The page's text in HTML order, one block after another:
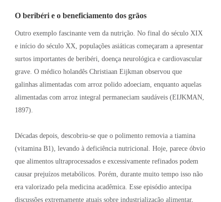
O beribéri e o beneficiamento dos grãos
Outro exemplo fascinante vem da nutrição. No final do século XIX
e início do século XX, populações asiáticas começaram a apresentar
surtos importantes de beribéri, doença neurológica e cardiovascular
grave. O médico holandês Christiaan Eijkman observou que
galinhas alimentadas com arroz polido adoeciam, enquanto aquelas
alimentadas com arroz integral permaneciam saudáveis (EIJKMAN,
1897).
Décadas depois, descobriu-se que o polimento removia a tiamina
(vitamina B1), levando à deficiência nutricional. Hoje, parece óbvio
que alimentos ultraprocessados e excessivamente refinados podem
causar prejuízos metabólicos. Porém, durante muito tempo isso não
era valorizado pela medicina acadêmica. Esse episódio antecipa
discussões extremamente atuais sobre industrialização alimentar,